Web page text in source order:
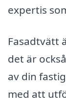
expertis
Fasadtvätt
det är
av din
med att